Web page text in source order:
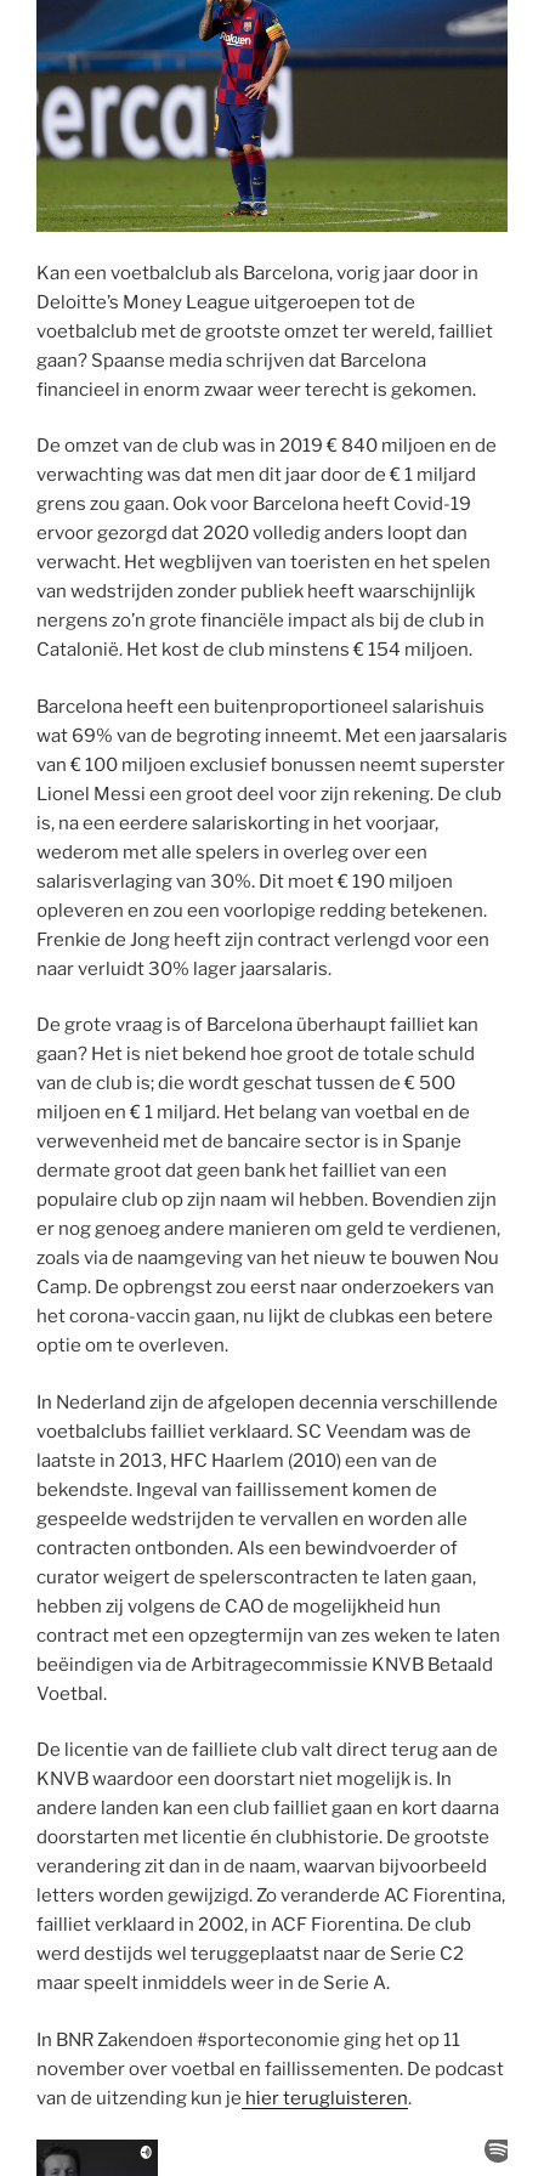
Kan een voetbalclub als Barcelona, vorig jaar door in
Deloitte’s Money League uitgeroepen tot de
voetbalclub met de grootste omzet ter wereld, failliet
gaan? Spaanse media schrijven dat Barcelona
financieel in enorm zwaar weer terecht is gekomen.
De omzet van de club was in 2019 € 840 miljoen en de
verwachting was dat men dit jaar door de € 1 miljard
grens zou gaan. Ook voor Barcelona heeft Covid-19
ervoor gezorgd dat 2020 volledig anders loopt dan
verwacht. Het wegblijven van toeristen en het spelen
van wedstrijden zonder publiek heeft waarschijnlijk
nergens zo’n grote financiële impact als bij de club in
Catalonië. Het kost de club minstens € 154 miljoen.
Barcelona heeft een buitenproportioneel salarishuis
wat 69% van de begroting inneemt. Met een jaarsalaris
van € 100 miljoen exclusief bonussen neemt superster
Lionel Messi een groot deel voor zijn rekening. De club
is, na een eerdere salariskorting in het voorjaar,
wederom met alle spelers in overleg over een
salarisverlaging van 30%. Dit moet € 190 miljoen
opleveren en zou een voorlopige redding betekenen.
Frenkie de Jong heeft zijn contract verlengd voor een
naar verluidt 30% lager jaarsalaris.
De grote vraag is of Barcelona überhaupt failliet kan
gaan? Het is niet bekend hoe groot de totale schuld
van de club is; die wordt geschat tussen de € 500
miljoen en € 1 miljard. Het belang van voetbal en de
verwevenheid met de bancaire sector is in Spanje
dermate groot dat geen bank het failliet van een
populaire club op zijn naam wil hebben. Bovendien zijn
er nog genoeg andere manieren om geld te verdienen,
zoals via de naamgeving van het nieuw te bouwen Nou
Camp. De opbrengst zou eerst naar onderzoekers van
het corona-vaccin gaan, nu lijkt de clubkas een betere
optie om te overleven.
In Nederland zijn de afgelopen decennia verschillende
voetbalclubs failliet verklaard. SC Veendam was de
laatste in 2013, HFC Haarlem (2010) een van de
bekendste. Ingeval van faillissement komen de
gespeelde wedstrijden te vervallen en worden alle
contracten ontbonden. Als een bewindvoerder of
curator weigert de spelerscontracten te laten gaan,
hebben zij volgens de CAO de mogelijkheid hun
contract met een opzegtermijn van zes weken te laten
beëindigen via de Arbitragecommissie KNVB Betaald
Voetbal.
De licentie van de failliete club valt direct terug aan de
KNVB waardoor een doorstart niet mogelijk is. In
andere landen kan een club failliet gaan en kort daarna
doorstarten met licentie én clubhistorie. De grootste
verandering zit dan in de naam, waarvan bijvoorbeeld
letters worden gewijzigd. Zo veranderde AC Fiorentina,
failliet verklaard in 2002, in ACF Fiorentina. De club
werd destijds wel teruggeplaatst naar de Serie C2
maar speelt inmiddels weer in de Serie A.
In BNR Zakendoen #sporteconomie ging het op 11
november over voetbal en faillissementen. De podcast
van de uitzending kun je hier terugluisteren.